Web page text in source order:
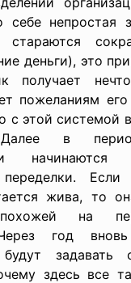
непростая
деньги), это
получает
пожеланиям
с этой системой
Далее в
начинаются
Если
жива, то
на
год
задавать
здесь все